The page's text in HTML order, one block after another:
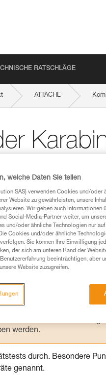
RATSCHLÄGE
ATTACHE
mit
um die es in diesem
Um diese
enthaltenen
Ausbildung
ob Sie in der Lage
durchführen.
Techniken.
werden.
durch. Besondere
genannt.
welche Daten Sie teilen
SAS) verwenden Cookies und/oder
Website zu gewährleisten, unsere
Wir geben auch Informationen
Social-Media-Partner weiter, um
und/oder ähnliche Technologien nur
Cookies und/oder ähnliche
Sie können Ihre Einwilligung
der sich am unteren Rand der
beeinträchtigen, aber
Website zuzugreifen.